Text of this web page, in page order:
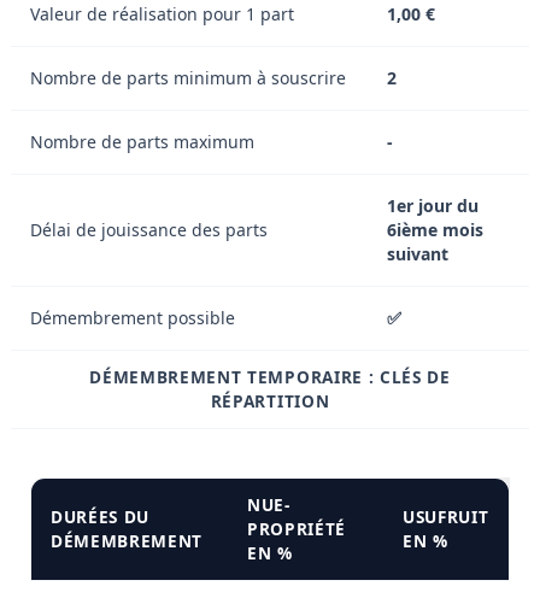
Valeur de réalisation pour 1 part 1,00 €
Nombre de parts minimum à souscrire 2
Nombre de parts maximum -
Délai de jouissance des parts
1er jour du
6ième mois
suivant
Démembrement possible ✅
DÉMEMBREMENT TEMPORAIRE : CLÉS DE
RÉPARTITION
DURÉES DU
DÉMEMBREMENT
NUE-
PROPRIÉTÉ
EN %
USUFRUIT
EN %